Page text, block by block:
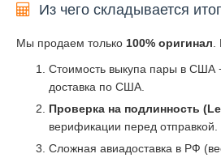
Из чего складывается
Мы продаем только 100% оригинал
Стоимость выкупа пары в США
доставка по США.
Проверка на подлинность
верификации перед отправкой.
Сложная авиадоставка в РФ